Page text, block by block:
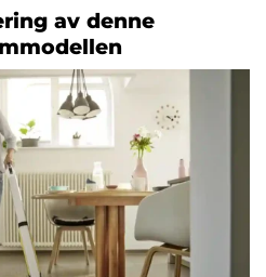
av denne